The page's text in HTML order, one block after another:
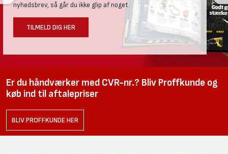
nyhedsbrev, så går du ikke glip af noget.
TILMELD DIG HER
Er du håndværker med CVR-nr.? Bliv Proffkunde og
køb ind til aftalepriser
BLIV PROFFKUNDE HER